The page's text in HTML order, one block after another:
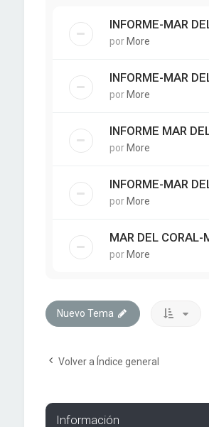
INFORME-MAR
por More
INFORME-MAR
por More
INFORME MAR
por More
INFORME-MAR
por More
MAR DEL CORAL-
por More
Nuevo Tema
Volver a Índice general
Información